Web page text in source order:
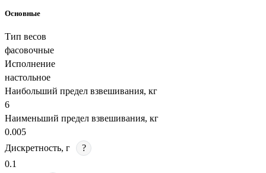
Основные
Тип весов
фасовочные
Исполнение
настольное
Наибольший предел взвешивания, кг
6
Наименьший предел взвешивания, кг
0.005
Дискретность, г
?
0.1